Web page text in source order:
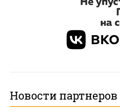
Новости партнеров